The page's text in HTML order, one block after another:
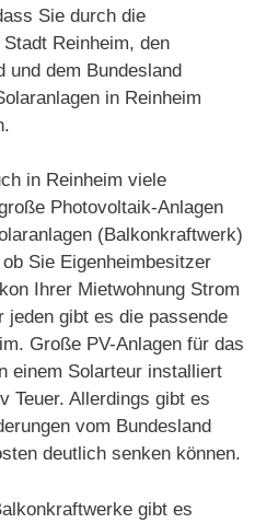
Sie durch die
Reinheim, den
und dem Bundesland
in Reinheim
in Reinheim viele
Photovoltaik-Anlagen
(Balkonkraftwerk)
Sie Eigenheimbesitzer
Ihrer Mietwohnung Strom
jeden gibt es die passende
Große PV-Anlagen für das
einem Solarteur installiert
Teuer. Allerdings gibt es
vom Bundesland
deutlich senken können.
gibt es